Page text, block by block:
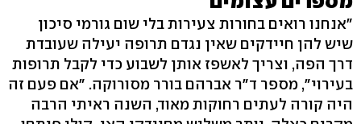
"אנחנו רואים בחורות צעירות בלי שום גורמי סיכון
שיש להן חיידקים שאין נגדם תרופה יעילה שעובדת
דרך הפה, וצריך לאשפז אותן לשבוע כדי לקבל תרופות
בעירוי‭,"‬ מספר ד"ר אברהם בורר מסורוקה. "אם פעם זה
היה קורה לעתים רחוקות מאוד, השנה ראיתי הרבה